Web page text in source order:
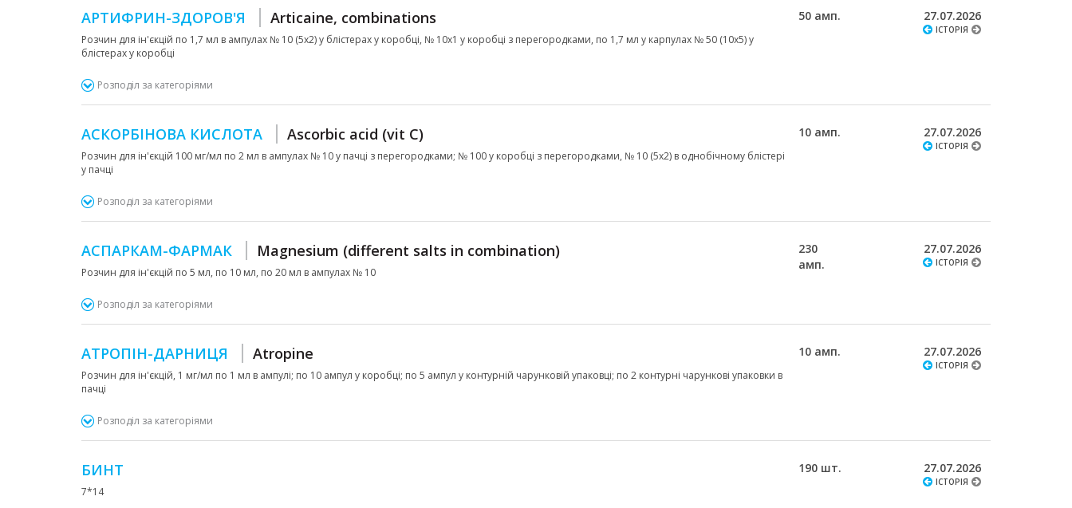
АРТИФРИН-ЗДОРОВ'Я Articaine, combinations
Розчин для ін'єкцій по 1,7 мл в ампулах № 10 (5х2) у блістерах у коробці, № 10х1 у коробці з перегородками, по 1,7 мл у карпулах № 50 (10х5) у
блістерах у коробці
50 амп. 27.07.2026
ІСТОРІЯ
Розподіл за категоріями
АСКОРБІНОВА КИСЛОТА Ascorbic acid (vit C)
Розчин для ін'єкцій 100 мг/мл по 2 мл в ампулах № 10 у пачці з перегородками; № 100 у коробці з перегородками, № 10 (5х2) в однобічному блістері
у пачці
10 амп. 27.07.2026
ІСТОРІЯ
Розподіл за категоріями
АСПАРКАМ-ФАРМАК Magnesium (different salts in combination)
Розчин для ін'єкцій по 5 мл, по 10 мл, по 20 мл в ампулах № 10
230
амп.
27.07.2026
ІСТОРІЯ
Розподіл за категоріями
АТРОПІН-ДАРНИЦЯ Atropine
Розчин для ін'єкцій, 1 мг/мл по 1 мл в ампулі; по 10 ампул у коробці; по 5 ампул у контурній чарунковій упаковці; по 2 контурні чарункові упаковки в
пачці
10 амп. 27.07.2026
ІСТОРІЯ
Розподіл за категоріями
БИНТ
7*14
190 шт. 27.07.2026
ІСТОРІЯ